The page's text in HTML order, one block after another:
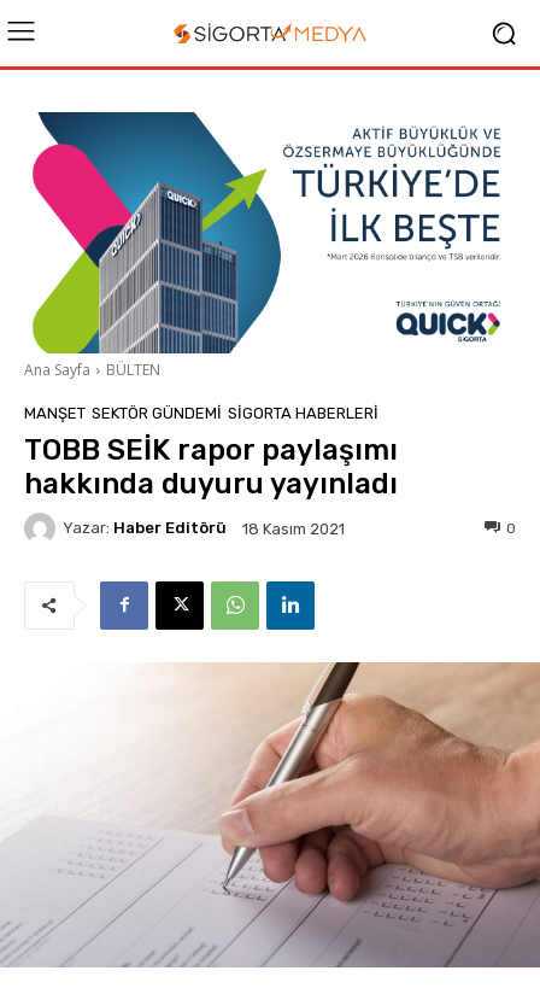
Ana Sayfa BÜLTEN
MANŞET SEKTÖR GÜNDEMİ SIGORTA HABERLERI
TOBB SEİK rapor paylaşımı
hakkında duyuru yayınladı
Yazar: Haber Editörü 18 Kasım 2021 0